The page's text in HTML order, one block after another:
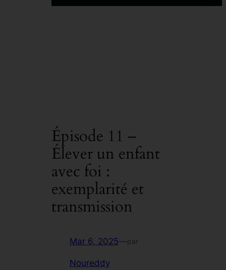
Épisode 11 –
Élever un enfant
avec foi :
exemplarité et
transmission
Mar 6, 2025—par
Noureddy